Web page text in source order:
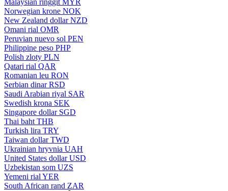
Malaysian ringgit MYR
Norwegian krone NOK
New Zealand dollar NZD
Omani rial OMR
Peruvian nuevo sol PEN
Philippine peso PHP
Polish zloty PLN
Qatari rial QAR
Romanian leu RON
Serbian dinar RSD
Saudi Arabian riyal SAR
Swedish krona SEK
Singapore dollar SGD
Thai baht THB
Turkish lira TRY
Taiwan dollar TWD
Ukrainian hryvnia UAH
United States dollar USD
Uzbekistan som UZS
Yemeni rial YER
South African rand ZAR